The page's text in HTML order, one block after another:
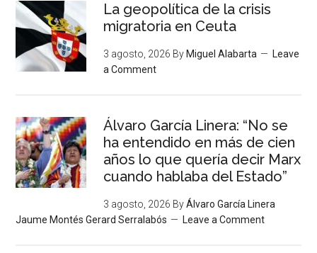
La geopolítica de la crisis
migratoria en Ceuta
3 agosto, 2026 By Miguel Alabarta
Leave
a Comment
Álvaro García Linera: “No se
ha entendido en más de cien
años lo que quería decir Marx
cuando hablaba del Estado”
3 agosto, 2026 ByÁlvaro García Linera
Jaume Montés Gerard Serralabós
Leave a Comment